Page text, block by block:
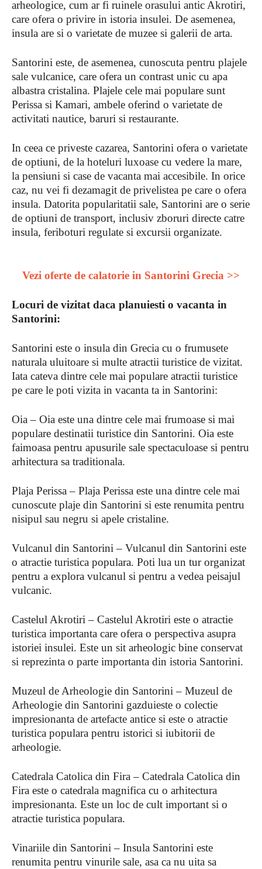
arheologice, cum ar fi ruinele orasului antic Akrotiri,
care ofera o privire in istoria insulei. De asemenea,
insula are si o varietate de muzee si galerii de arta.
Santorini este, de asemenea, cunoscuta pentru plajele
sale vulcanice, care ofera un contrast unic cu apa
albastra cristalina. Plajele cele mai populare sunt
Perissa si Kamari, ambele oferind o varietate de
activitati nautice, baruri si restaurante.
In ceea ce priveste cazarea, Santorini ofera o varietate
de optiuni, de la hoteluri luxoase cu vedere la mare,
la pensiuni si case de vacanta mai accesibile. In orice
caz, nu vei fi dezamagit de privelistea pe care o ofera
insula. Datorita popularitatii sale, Santorini are o serie
de optiuni de transport, inclusiv zboruri directe catre
insula, feriboturi regulate si excursii organizate.
Vezi oferte de calatorie in Santorini Grecia >>
Locuri de vizitat daca planuiesti o vacanta in
Santorini:
Santorini este o insula din Grecia cu o frumusete
naturala uluitoare si multe atractii turistice de vizitat.
Iata cateva dintre cele mai populare atractii turistice
pe care le poti vizita in vacanta ta in Santorini:
Oia – Oia este una dintre cele mai frumoase si mai
populare destinatii turistice din Santorini. Oia este
faimoasa pentru apusurile sale spectaculoase si pentru
arhitectura sa traditionala.
Plaja Perissa – Plaja Perissa este una dintre cele mai
cunoscute plaje din Santorini si este renumita pentru
nisipul sau negru si apele cristaline.
Vulcanul din Santorini – Vulcanul din Santorini este
o atractie turistica populara. Poti lua un tur organizat
pentru a explora vulcanul si pentru a vedea peisajul
vulcanic.
Castelul Akrotiri – Castelul Akrotiri este o atractie
turistica importanta care ofera o perspectiva asupra
istoriei insulei. Este un sit arheologic bine conservat
si reprezinta o parte importanta din istoria Santorini.
Muzeul de Arheologie din Santorini – Muzeul de
Arheologie din Santorini gazduieste o colectie
impresionanta de artefacte antice si este o atractie
turistica populara pentru istorici si iubitorii de
arheologie.
Catedrala Catolica din Fira – Catedrala Catolica din
Fira este o catedrala magnifica cu o arhitectura
impresionanta. Este un loc de cult important si o
atractie turistica populara.
Vinariile din Santorini – Insula Santorini este
renumita pentru vinurile sale, asa ca nu uita sa